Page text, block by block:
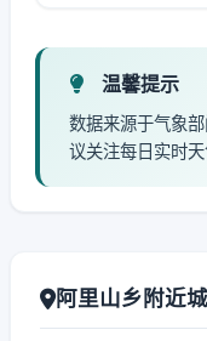
温馨提示
数据来源于气象
议关注每日实时天
阿里山乡附近